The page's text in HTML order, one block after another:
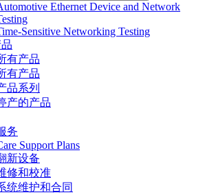
Ethernet Device and Network
Sensitive Networking Testing
有产品
有产品
品系列
产的产品
务
Support Plans
新设备
修和校准
统维护和合同